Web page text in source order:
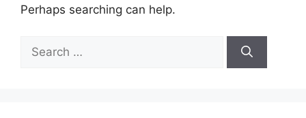
Perhaps searching can help.
for: